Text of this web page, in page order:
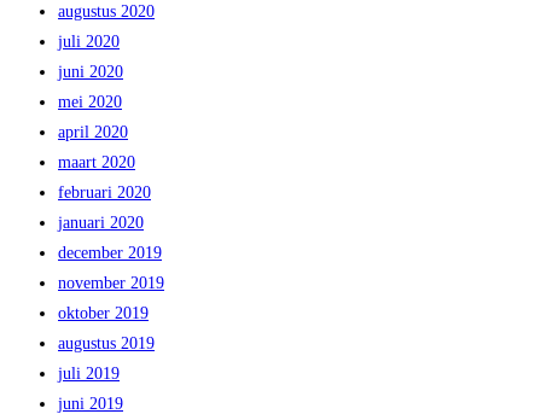
augustus 2020
juli 2020
juni 2020
mei 2020
april 2020
maart 2020
februari 2020
januari 2020
december 2019
november 2019
oktober 2019
augustus 2019
juli 2019
juni 2019